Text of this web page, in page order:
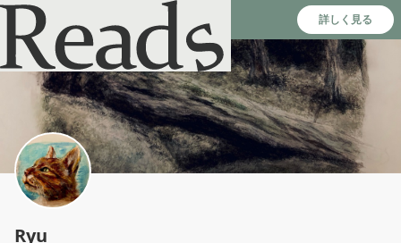
Reads - 読書のSNS＆記録アプリ 詳しく見る
Ryu